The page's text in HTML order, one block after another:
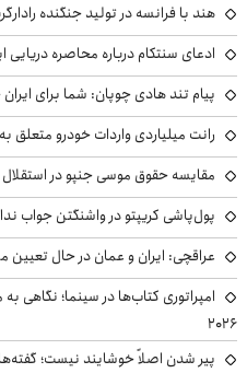
هند با فرانسه در تولید جنگنده
ادعای سنتکام درباره محاصره دریایی ایران:
پیام تند هادی چوپان: شما برای
رانت میلیاردی واردات خودرو
مقایسه حقوق موسی جنپو در
پول‌پاشی کریپتو در واشنگتن جواب
عراقچی: ایران و عمان در حال
امپراتوری کتاب‌ها در سینما؛ نگاهی
۲۰۲۶
پیر شدن اصلاً خوشایند نیست؛